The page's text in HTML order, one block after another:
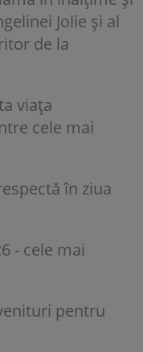
Jolie și al
de la
viața
cele mai
în ziua
- cele mai
pentru